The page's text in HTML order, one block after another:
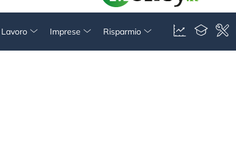
Imprese Risparmio